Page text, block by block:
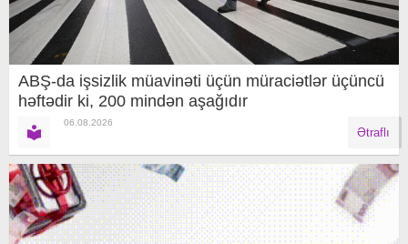
ABŞ-da işsizlik müavinəti üçün müraciətlər üçüncü
həftədir ki, 200 mindən aşağıdır
06.08.2026
Ətraflı